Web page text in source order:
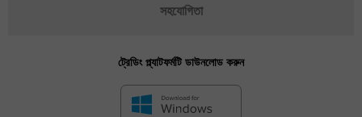
সহযোগিতা
ট্রেডিং প্ল্যাটফর্মটি ডাউনলোড করুন